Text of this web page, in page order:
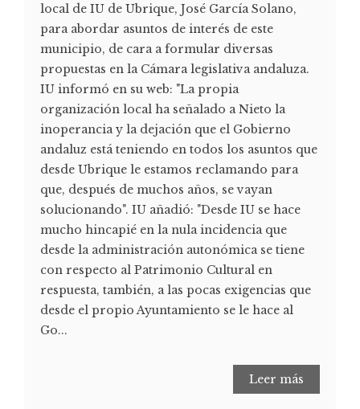
local de IU de Ubrique, José García Solano,
para abordar asuntos de interés de este
municipio, de cara a formular diversas
propuestas en la Cámara legislativa andaluza.
IU informó en su web: "La propia
organización local ha señalado a Nieto la
inoperancia y la dejación que el Gobierno
andaluz está teniendo en todos los asuntos que
desde Ubrique le estamos reclamando para
que, después de muchos años, se vayan
solucionando". IU añadió: "Desde IU se hace
mucho hincapié en la nula incidencia que
desde la administración autonómica se tiene
con respecto al Patrimonio Cultural en
respuesta, también, a las pocas exigencias que
desde el propio Ayuntamiento se le hace al
Go...
Leer más